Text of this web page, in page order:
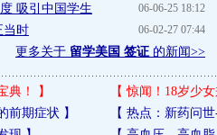
06-06-25 18:12
吸引中国学生
06-02-27 07:44
当时
更多关于 留学美国 签证 的新闻>>
典！ 】 【惊闻！18岁少
前期症状 】 【 热点：新药问